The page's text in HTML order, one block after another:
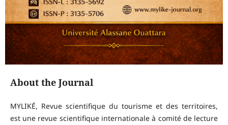
About the Journal
MYLIKÉ, Revue scientifique du tourisme et des territoires,
est une revue scientifique internationale à comité de lecture